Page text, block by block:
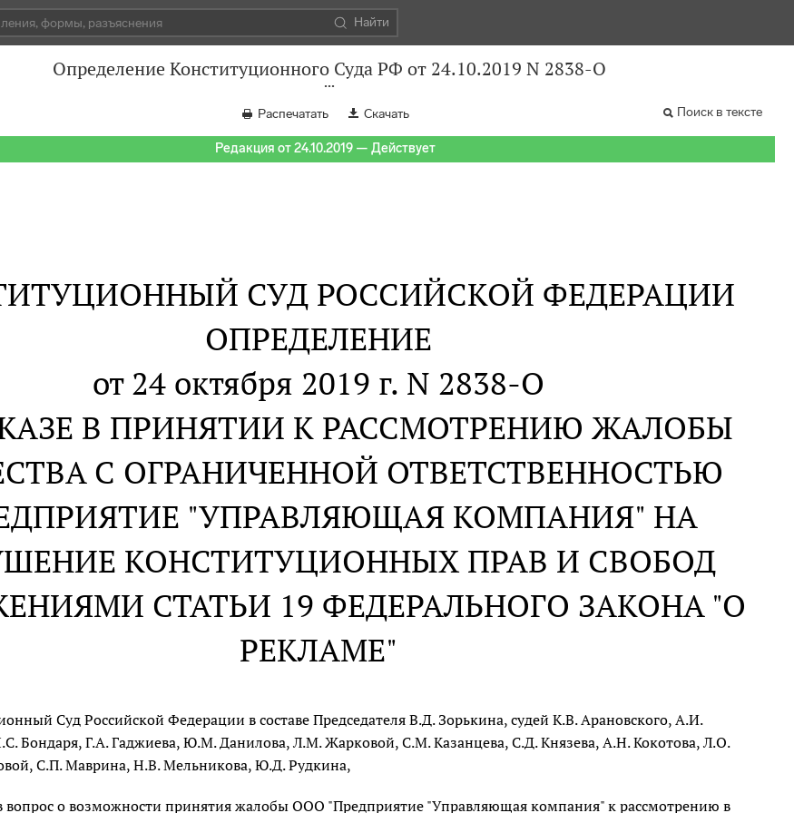
Найти
Определение Конституционного Суда РФ от 24.10.2019 N 2838-О
Распечатать Скачать Поиск в тексте
Редакция от 24.10.2019 — Действует
СУД РОССИЙСКОЙ ФЕДЕРАЦИИ
ОПРЕДЕЛЕНИЕ
от 24 октября 2019 г. N 2838-О
В ПРИНЯТИИ К РАССМОТРЕНИЮ ЖАЛОБЫ
С ОГРАНИЧЕННОЙ ОТВЕТСТВЕННОСТЬЮ
"УПРАВЛЯЮЩАЯ КОМПАНИЯ" НА
КОНСТИТУЦИОННЫХ ПРАВ И СВОБОД
СТАТЬИ 19 ФЕДЕРАЛЬНОГО ЗАКОНА "О
РЕКЛАМЕ"
Суд Российской Федерации в составе Председателя В.Д. Зорькина, судей К.В. Арановского, А.И.
Бондаря, Г.А. Гаджиева, Ю.М. Данилова, Л.М. Жарковой, С.М. Казанцева, С.Д. Князева, А.Н. Кокотова, Л.О.
С.П. Маврина, Н.В. Мельникова, Ю.Д. Рудкина,
вопрос о возможности принятия жалобы ООО "Предприятие "Управляющая компания" к рассмотрению в